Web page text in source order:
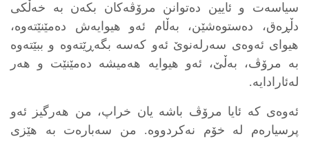
سیاسەت و ئایین دەتوانن مرۆڤەکان بکەن بە خەڵکی
دڵڕەق، دەستوەشێن، بەڵام ئەو هیوایەش دەمێنێتەوە،
هیوای ئەوەی سەرلەنوێ ئەو کەسە بگەڕێتەوە و ببێتەوە
بە مرۆڤ، بەڵێ، ئەو هیوایە هەمیشە دەمێنێت و هەر
لەئارادایە.
ئەوەی کە ئایا مرۆڤ باشە یان خراپ، من هەرگیز ئەو
پرسیارەم لە خۆم نەکردووە. من سەبارەت بە هێزی